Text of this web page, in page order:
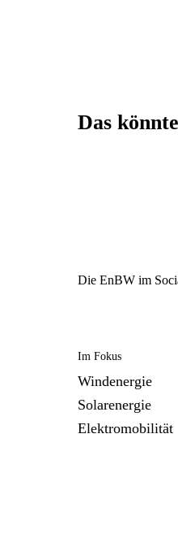
Das
Die EnBW im
Im Fokus
Windenergie
Solarenergie
Elektromobilität